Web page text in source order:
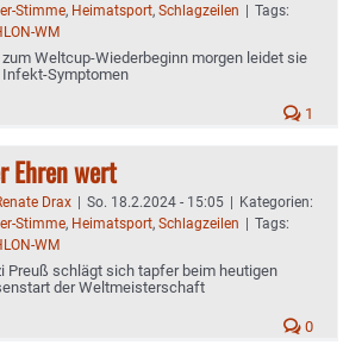
Stimme, Heimatsport, Schlagzeilen | Tags:
WM
Weltcup-Wiederbeginn morgen leidet sie
Infekt-Symptomen
1
Ehren wert
Drax | So. 18.2.2024 - 15:05 | Kategorien:
Stimme, Heimatsport, Schlagzeilen | Tags:
WM
Preuß schlägt sich tapfer beim heutigen
der Weltmeisterschaft
0